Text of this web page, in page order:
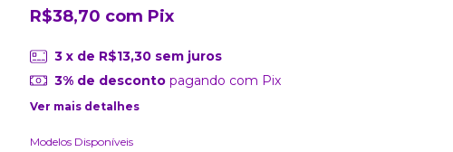
R$38,70 com Pix
3 x de R$13,30 sem juros
3% de descontopagando com Pix
Ver mais detalhes
Modelos Disponíveis